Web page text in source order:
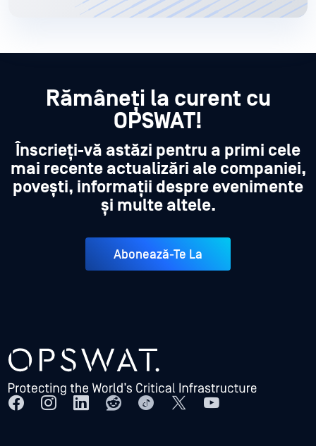
Rămâneți la curent cu
OPSWAT!
Înscrieți-vă astăzi pentru a primi cele
mai recente actualizări ale companiei,
povești, informații despre evenimente
și multe altele.
Abonează-Te La